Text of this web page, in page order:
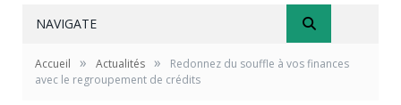
NAVIGATE
Accueil » Actualités »
Redonnez du souffle à vos finances
avec le regroupement de crédits